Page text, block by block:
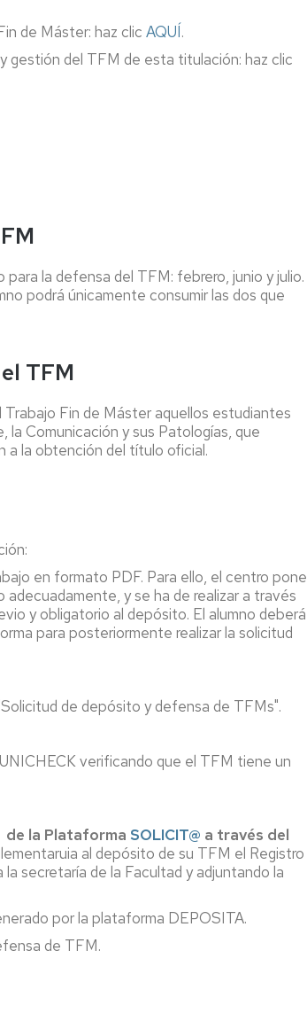
Informática
Medios
de Máster: haz clic AQUÍ.
gestión del TFM de esta titulación: haz clic
la defensa del TFM: febrero, junio y julio.
podrá únicamente consumir las dos que
TFM
Fin de Máster aquellos estudiantes
Comunicación y sus Patologías, que
a la obtención del título oficial.
en formato PDF. Para ello, el centro pone
adecuadamente, y se ha de realizar a través
y obligatorio al depósito. El alumno deberá
para posteriormente realizar la solicitud
de depósito y defensa de TFMs".
verificando que el TFM tiene un
de la Plataforma SOLICIT@ a través del
al depósito de su TFM el Registro
la secretaría de la Facultad y adjuntando la
por la plataforma DEPOSITA.
de TFM.